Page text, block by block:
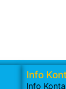
Info
Info